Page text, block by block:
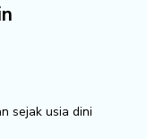
sejak usia dini